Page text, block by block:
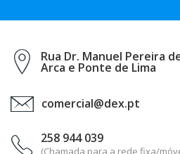
Rua Dr. Manuel Pereira
Arca e Ponte de Lima
comercial@dex.pt
258 944 039
(Chamada para a rede fixa/